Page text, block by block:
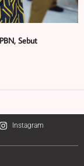
Sebut
Instagram